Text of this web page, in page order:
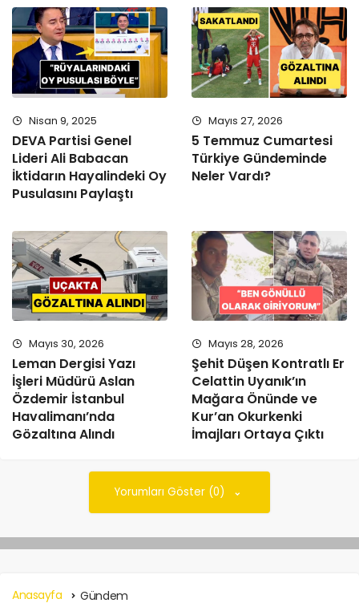
Nisan 9, 2025
DEVA Partisi Genel
Lideri Ali Babacan
İktidarın Hayalindeki Oy
Pusulasını Paylaştı
Mayıs 27, 2026
5 Temmuz Cumartesi
Türkiye Gündeminde
Neler Vardı?
Mayıs 30, 2026
Leman Dergisi Yazı
İşleri Müdürü Aslan
Özdemir İstanbul
Havalimanı’nda
Gözaltına Alındı
Mayıs 28, 2026
Şehit Düşen Kontratlı Er
Celattin Uyanık’ın
Mağara Önünde ve
Kur’an Okurkenki
İmajları Ortaya Çıktı
Yorumları Göster (0)
Anasayfa Gündem